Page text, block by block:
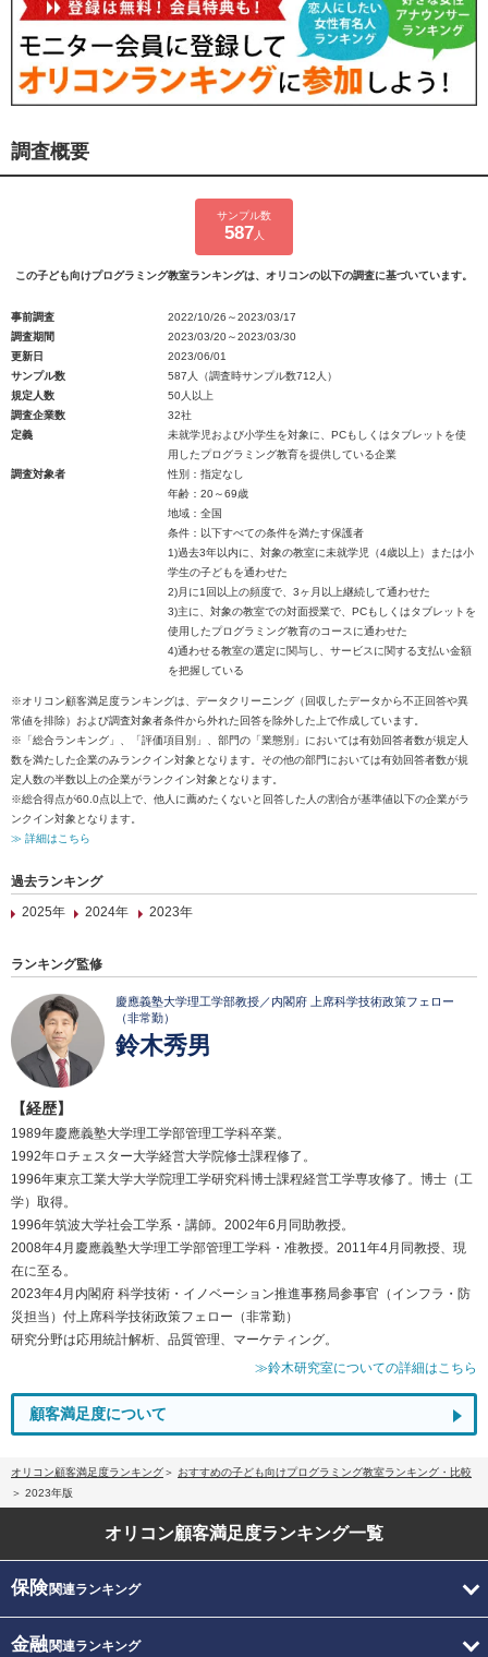
調査概要
サンプル数
587 人
この子ども向けプログラミング教室ランキングは、オリコンの以下の調査に基づいています。
事前調査
2022/10/26～2023/03/17
調査期間
2023/03/20～2023/03/30
更新日
2023/06/01
サンプル数
587人（調査時サンプル数712人）
規定人数
50人以上
調査企業数
32社
定義
未就学児および小学生を対象に、PCもしくはタブレットを使
用したプログラミング教育を提供している企業
調査対象者
性別：指定なし
年齢：20～69歳
地域：全国
条件：以下すべての条件を満たす保護者
1)過去3年以内に、対象の教室に未就学児（4歳以上）または小
学生の子どもを通わせた
2)月に1回以上の頻度で、3ヶ月以上継続して通わせた
3)主に、対象の教室での対面授業で、PCもしくはタブレットを
使用したプログラミング教育のコースに通わせた
4)通わせる教室の選定に関与し、サービスに関する支払い金額
を把握している
※オリコン顧客満足度ランキングは、データクリーニング（回収したデータから不正回答や異
常値を排除）および調査対象者条件から外れた回答を除外した上で作成しています。
※「総合ランキング」、「評価項目別」、部門の「業態別」においては有効回答者数が規定人
数を満たした企業のみランクイン対象となります。その他の部門においては有効回答者数が規
定人数の半数以上の企業がランクイン対象となります。
※総合得点が60.0点以上で、他人に薦めたくないと回答した人の割合が基準値以下の企業がラ
ンクイン対象となります。
≫ 詳細はこちら
過去ランキング
2025年
2024年 2023年
ランキング監修
慶應義塾大学理工学部教授／内閣府 上席科学技術政策フェロー
（非常勤）
鈴木秀男
【経歴】
1989年慶應義塾大学理工学部管理工学科卒業。
1992年ロチェスター大学経営大学院修士課程修了。
1996年東京工業大学大学院理工学研究科博士課程経営工学専攻修了。博士（工
学）取得。
1996年筑波大学社会工学系・講師。2002年6月同助教授。
2008年4月慶應義塾大学理工学部管理工学科・准教授。2011年4月同教授、現
在に至る。
2023年4月内閣府 科学技術・イノベーション推進事務局参事官（インフラ・防
災担当）付上席科学技術政策フェロー（非常勤）
研究分野は応用統計解析、品質管理、マーケティング。
≫鈴木研究室についての詳細はこちら
顧客満足度について
オリコン顧客満足度ランキング
おすすめの子ども向けプログラミング教室ランキング・比較
2023年版
オリコン顧客満足度ランキング一覧
保険関連ランキング
金融関連ランキング